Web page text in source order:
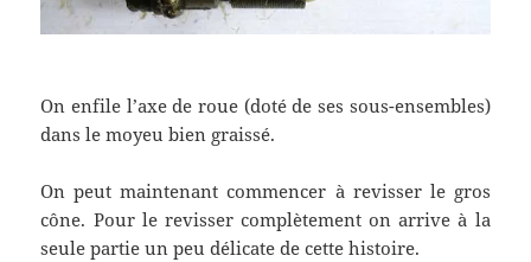
On enfile l’axe de roue (doté de ses sous-ensembles)
dans le moyeu bien graissé.
On peut maintenant commencer à revisser le gros
cône. Pour le revisser complètement on arrive à la
seule partie un peu délicate de cette histoire.